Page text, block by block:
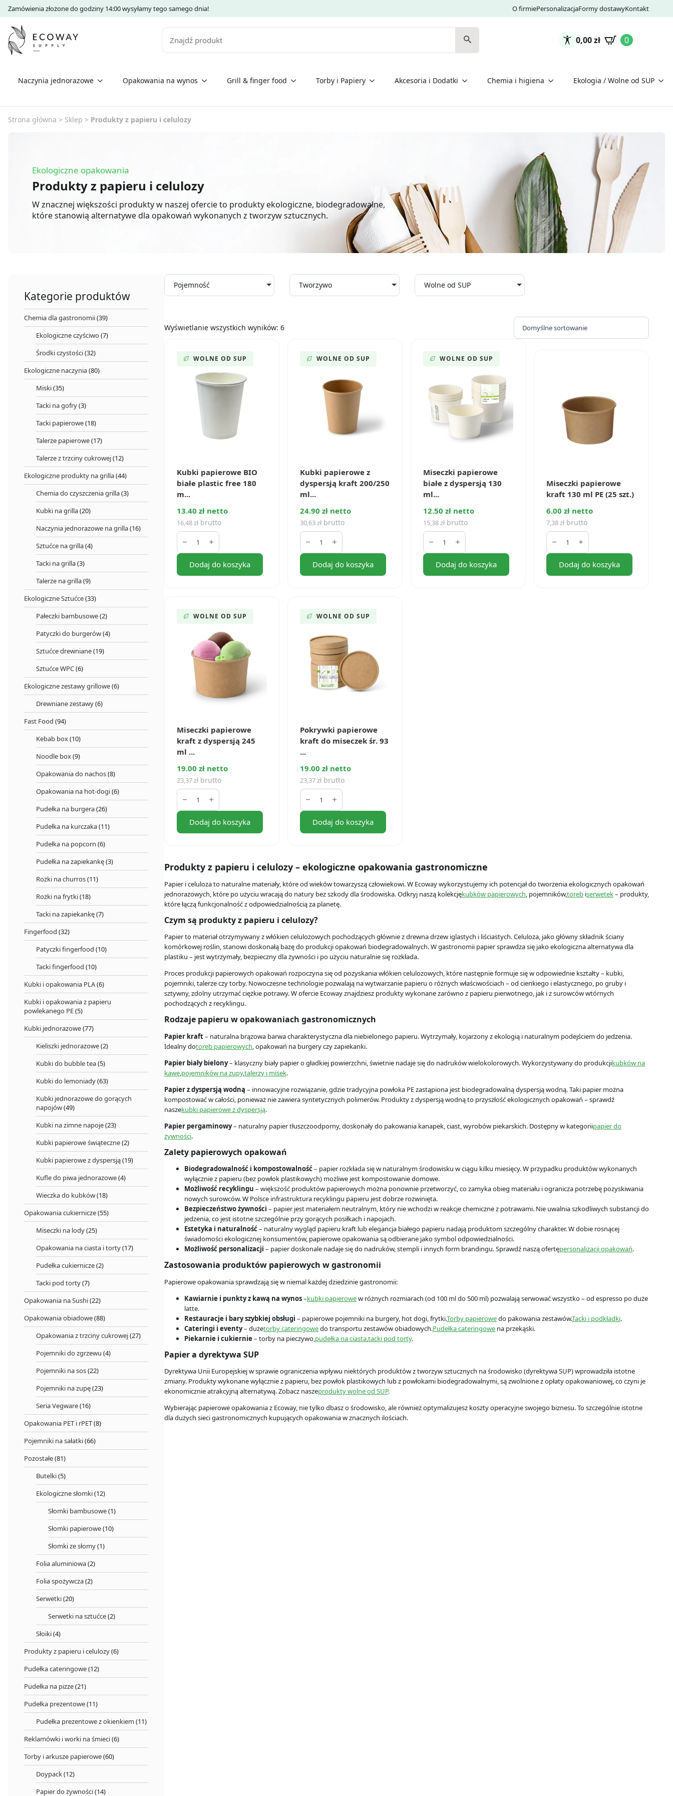
Zamówienia złożone do godziny 14:00 wysyłamy tego samego dnia! O firmiePersonalizacjaFormy dostawyKontakt
Szukaj
0,00zł 0
Naczynia jednorazowe Opakowania na wynos Grill & finger food Torby i Papiery Akcesoria i Dodatki Chemia i higiena Ekologia / Wolne od SUP
Strona główna > Sklep > Produkty z papieru i celulozy
Ekologiczne opakowania
Produkty z papieru i celulozy
W znacznej większości produkty w naszej ofercie to produkty ekologiczne, biodegradowalne,
które stanowią alternatywe dla opakowań wykonanych z tworzyw sztucznych.
Kategorie produktów
Chemia dla gastronomii(39)
Ekologiczne czyściwo(7)
Środki czystości(32)
Ekologiczne naczynia(80)
Miski(35)
Tacki na gofry(3)
Tacki papierowe(18)
Talerze papierowe(17)
Talerze z trzciny cukrowej(12)
Ekologiczne produkty na grilla(44)
Chemia do czyszczenia grilla(3)
Kubki na grilla(20)
Naczynia jednorazowe na grilla(16)
Sztućce na grilla(4)
Tacki na grilla(3)
Talerze na grilla(9)
Ekologiczne Sztućce(33)
Pałeczki bambusowe(2)
Patyczki do burgerów(4)
Sztućce drewniane(19)
Sztućce WPC(6)
Ekologiczne zestawy grillowe(6)
Drewniane zestawy(6)
Fast Food (94)
Kebab box(10)
Noodle box(9)
Opakowania do nachos(8)
Opakowania na hot-dogi(6)
Pudełka na burgera(26)
Pudełka na kurczaka(11)
Pudełka na popcorn (6)
Pudełka na zapiekankę(3)
Rożki na churros(11)
Rożki na frytki(18)
Tacki na zapiekankę(7)
Fingerfood (32)
Patyczki fingerfood (10)
Tacki fingerfood (10)
Kubki i opakowania PLA(6)
Kubki i opakowania z papieru
powlekanego PE(5)
Kubki jednorazowe(77)
Kieliszki jednorazowe(2)
Kubki do bubble tea(5)
Kubki do lemoniady(63)
Kubki jednorazowe do gorących
napojów(49)
Kubki na zimne napoje(23)
Kubki papierowe świąteczne(2)
Kubki papierowe z dyspersją(19)
Kufle do piwa jednorazowe(4)
Wieczka do kubków(18)
Opakowania cukiernicze(55)
Miseczki na lody(25)
Opakowania na ciasta i torty(17)
Pudełka cukiernicze(2)
Tacki pod torty(7)
Opakowania na Sushi(22)
Opakowania obiadowe(88)
Opakowania z trzciny cukrowej(27)
Pojemniki do zgrzewu (4)
Pojemniki na sos(22)
Pojemniki na zupę(23)
Seria Vegware(16)
Opakowania PET i rPET(8)
Pojemniki na sałatki(66)
Pozostałe(81)
Butelki(5)
Ekologiczne słomki(12)
Słomki bambusowe(1)
Słomki papierowe(10)
Słomki ze słomy(1)
Folia aluminiowa(2)
Folia spożywcza(2)
Serwetki(20)
Serwetki na sztućce(2)
Słoiki(4)
Produkty z papieru i celulozy(6)
Pudełka cateringowe(12)
Pudełka na pizze(21)
Pudełka prezentowe(11)
Pudełka prezentowe z okienkiem (11)
Reklamówki i worki na śmieci(6)
Torby i arkusze papierowe(60)
Doypack(12)
Papier do żywności(14)
Pojemność Tworzywo Wolne od SUP
Wyświetlanie wszystkich wyników: 6
WOLNE OD SUP
Kubki papierowe BIO
białe plastic free 180
m...
13.40 zł netto
16,48 zł brutto
ilość
Kubki
papierowe
BIO
białe
plastic
szt.)
Dodaj do koszyka
WOLNE OD SUP
Kubki papierowe z
dyspersją kraft 200/250
ml...
24.90 zł netto
30,63 zł brutto
ilość
Kubki
papierowe
z
dyspersją
kraft
Dodaj do koszyka
WOLNE OD SUP
Miseczki papierowe
białe z dyspersją 130
ml...
12.50 zł netto
15,38 zł brutto
ilość
Miseczki
papierowe
białe
dyspersją
Dodaj do koszyka
Miseczki papierowe
kraft 130 ml PE (25 szt.)
6.00 zł netto
7,38 zł brutto
ilość
Miseczki
papierowe
kraft
ml
Dodaj do koszyka
WOLNE OD SUP
Miseczki papierowe
kraft z dyspersją 245
ml ...
19.00 zł netto
23,37 zł brutto
ilość
Miseczki
papierowe
kraft
dyspersją
szt.)
Dodaj do koszyka
WOLNE OD SUP
Pokrywki papierowe
kraft do miseczek śr. 93
...
19.00 zł netto
23,37 zł brutto
ilość
Pokrywki
papierowe
kraft
miseczek
(50
szt.)
Dodaj do koszyka
Produkty z papieru i celulozy – ekologiczne opakowania gastronomiczne
Papier i celuloza to naturalne materiały, które od wieków towarzyszą człowiekowi. W Ecoway wykorzystujemy ich potencjał do tworzenia ekologicznych opakowań
jednorazowych, które po użyciu wracają do natury bez szkody dla środowiska. Odkryj naszą kolekcjękubków papierowych , pojemników,toreb iserwetek– produkty,
które łączą funkcjonalność z odpowiedzialnością za planetę.
Czym są produkty z papieru i celulozy?
Papier to materiał otrzymywany z włókien celulozowych pochodzących głównie z drewna drzew iglastych i liściastych. Celuloza, jako główny składnik ściany
komórkowej roślin, stanowi doskonałą bazę do produkcji opakowań biodegradowalnych. W gastronomii papier sprawdza się jako ekologiczna alternatywa dla
plastiku – jest wytrzymały, bezpieczny dla żywności i po użyciu naturalnie się rozkłada.
Proces produkcji papierowych opakowań rozpoczyna się od pozyskania włókien celulozowych, które następnie formuje się w odpowiednie kształty – kubki,
pojemniki, talerze czy torby. Nowoczesne technologie pozwalają na wytwarzanie papieru o różnych właściwościach – od cienkiego i elastycznego, po gruby i
sztywny, zdolny utrzymać ciężkie potrawy. W ofercie Ecoway znajdziesz produkty wykonane zarówno z papieru pierwotnego, jak i z surowców wtórnych
pochodzących z recyklingu.
Rodzaje papieru w opakowaniach gastronomicznych
Papier kraft– naturalna brązowa barwa charakterystyczna dla niebielonego papieru. Wytrzymały, kojarzony z ekologią i naturalnym podejściem do jedzenia.
Idealny dotoreb papierowych , opakowań na burgery czy zapiekanki.
Papier biały bielony– klasyczny biały papier o gładkiej powierzchni, świetnie nadaje się do nadruków wielokolorowych. Wykorzystywany do produkcjikubków na
kawę pojemników na zupy,talerzy i misek.
Papier z dyspersją wodną – innowacyjne rozwiązanie, gdzie tradycyjna powłoka PE zastąpiona jest biodegradowalną dyspersją wodną. Taki papier można
kompostować w całości, ponieważ nie zawiera syntetycznych polimerów. Produkty z dyspersją wodną to przyszłość ekologicznych opakowań – sprawdź
naszekubki papierowe z dyspersją.
Papier pergaminowy– naturalny papier tłuszczoodporny, doskonały do pakowania kanapek, ciast, wyrobów piekarskich. Dostępny w kategoriipapier do
żywności.
Zalety papierowych opakowań
Biodegradowalność i kompostowalność– papier rozkłada się w naturalnym środowisku w ciągu kilku miesięcy. W przypadku produktów wykonanych
wyłącznie z papieru (bez powłok plastikowych) możliwe jest kompostowanie domowe.
Możliwość recyklingu – większość produktów papierowych można ponownie przetworzyć, co zamyka obieg materiału i ogranicza potrzebę pozyskiwania
nowych surowców. W Polsce infrastruktura recyklingu papieru jest dobrze rozwinięta.
Bezpieczeństwo żywności – papier jest materiałem neutralnym, który nie wchodzi w reakcje chemiczne z potrawami. Nie uwalnia szkodliwych substancji do
jedzenia, co jest istotne szczególnie przy gorących posiłkach i napojach.
Estetyka i naturalność– naturalny wygląd papieru kraft lub elegancja białego papieru nadają produktom szczególny charakter. W dobie rosnącej
świadomości ekologicznej konsumentów, papierowe opakowania są odbierane jako symbol odpowiedzialności.
Możliwość personalizacji – papier doskonale nadaje się do nadruków, stempli i innych form brandingu. Sprawdź naszą ofertępersonalizacji opakowań.
Zastosowania produktów papierowych w gastronomii
Papierowe opakowania sprawdzają się w niemal każdej dziedzinie gastronomii:
Kawiarnie i punkty z kawą na wynos–kubki papierowew różnych rozmiarach (od 100 ml do 500 ml) pozwalają serwować wszystko – od espresso po duże
latte.
Restauracje i bary szybkiej obsługi – papierowe pojemniki na burgery, hot dogi, frytki.Torby papierowedo pakowania zestawów.Tacki i podkładki.
Cateringi i eventy– dużetorby cateringowedo transportu zestawów obiadowych.Pudełka cateringowe na przekąski.
Piekarnie i cukiernie – torby na pieczywo,pudełka na ciasta,tacki pod torty.
Papier a dyrektywa SUP
Dyrektywa Unii Europejskiej w sprawie ograniczenia wpływu niektórych produktów z tworzyw sztucznych na środowisko (dyrektywa SUP) wprowadziła istotne
zmiany. Produkty wykonane wyłącznie z papieru, bez powłok plastikowych lub z powłokami biodegradowalnymi, są zwolnione z opłaty opakowaniowej, co czyni je
ekonomicznie atrakcyjną alternatywą. Zobacz naszeprodukty wolne od SUP.
Wybierając papierowe opakowania z Ecoway, nie tylko dbasz o środowisko, ale również optymalizujesz koszty operacyjne swojego biznesu. To szczególnie istotne
dla dużych sieci gastronomicznych kupujących opakowania w znacznych ilościach.